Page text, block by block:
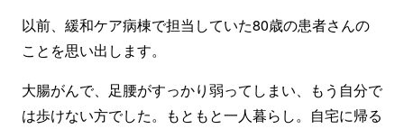
以前、緩和ケア病棟で担当していた80歳の患者さんの
ことを思い出します。
大腸がんで、足腰がすっかり弱ってしまい、もう自分で
は歩けない方でした。もともと一人暮らし。自宅に帰る